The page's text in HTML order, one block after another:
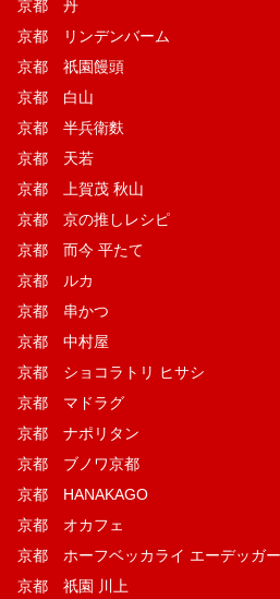
京都 丹
京都 リンデンバーム
京都 祇園饅頭
京都 白山
京都 半兵衛麩
京都 天若
京都 上賀茂 秋山
京都 京の推しレシピ
京都 而今 平たて
京都 ルカ
京都 串かつ
京都 中村屋
京都 ショコラトリ ヒサシ
京都 マドラグ
京都 ナポリタン
京都 ブノワ京都
京都 HANAKAGO
京都 オカフェ
京都 ホーフベッカライ エーデッガ
京都 祇園 川上